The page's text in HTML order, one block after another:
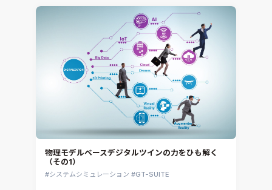
物理モデルベースデジタルツインの力をひも解く
（その1）
システムシミュレーション GT-SUITE